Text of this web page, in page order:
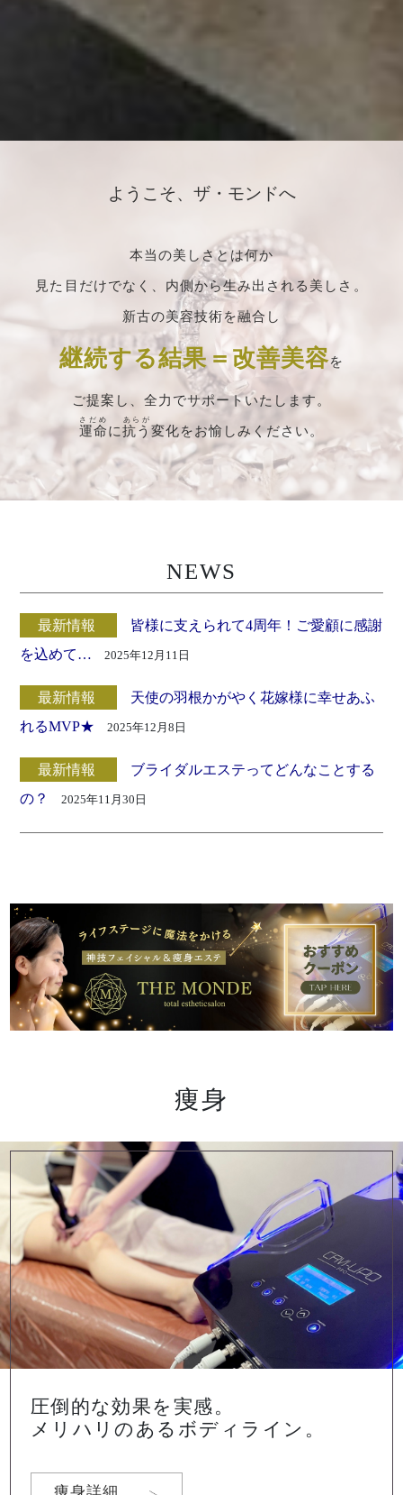
ようこそ、ザ・モンドへ
本当の美しさとは何か
見た目だけでなく、内側から生み出される美しさ。
新古の美容技術を融合し
継続する結果＝改善美容を
ご提案し、全力でサポートいたします。
運命
さだめ
に抗う
あらが
変化をお愉しみください。
NEWS
最新情報
皆様に支えられて4周年！ご愛顧に感謝
を込めて…
2025年12月11日
最新情報
天使の羽根かがやく花嫁様に幸せあふ
れるMVP★
2025年12月8日
最新情報
ブライダルエステってどんなことする
の？
2025年11月30日
痩身
圧倒的な効果を実感。
メリハリのあるボディライン。